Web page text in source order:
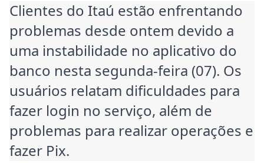
Clientes do Itaú estão enfrentando
problemas desde ontem devido a
uma instabilidade no aplicativo do
banco nesta segunda-feira (07). Os
usuários relatam dificuldades para
fazer login no serviço, além de
problemas para realizar operações e
fazer Pix.